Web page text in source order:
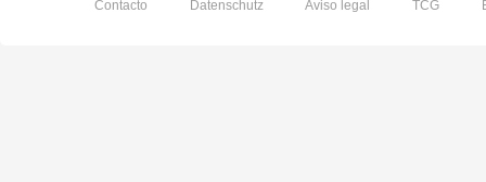
Contacto Datenschutz Aviso legal TCG